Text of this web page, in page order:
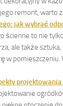
remont, warto
jak wybrać
ścienne to nie
ale także sztuka,
w pomieszczeniu.
projektowania